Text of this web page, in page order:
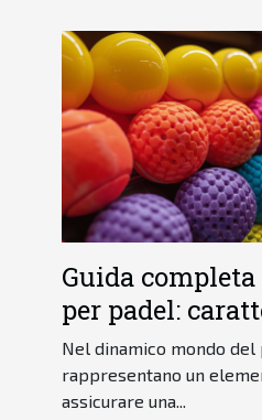
Guida
per padel:
consigli di
Nel dinamico mondo
rappresentano un
assicurare una...